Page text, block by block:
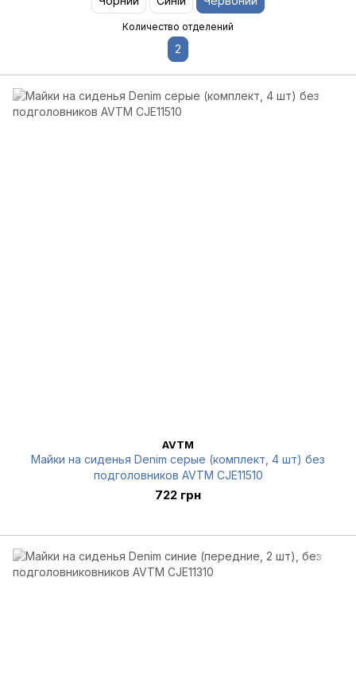
Количество отделений
2
AVTM
Майки на сиденья Denim серые (комплект, 4 шт) без
подголовников AVTM CJE11510
722 грн